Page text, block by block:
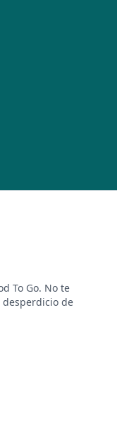
To Go. No te
de